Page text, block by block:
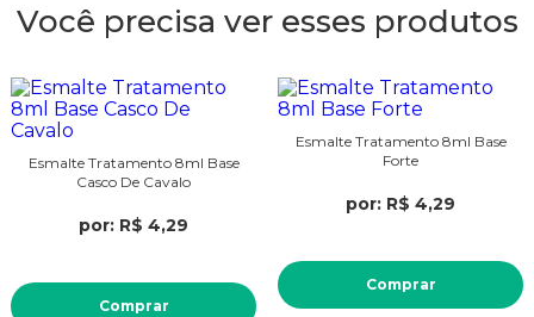
Você precisa ver esses produtos
Esmalte Tratamento 8ml Base
Casco De Cavalo
por: R$ 4,29
Comprar
Esmalte Tratamento 8ml Base
Forte
por: R$ 4,29
Comprar